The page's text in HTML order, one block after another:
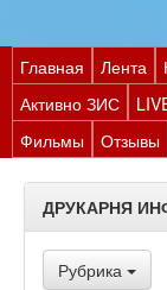
Главная Лента
Активно ЗИС
Фильмы
Отзывы
ДРУКАРНЯ
Рубрика